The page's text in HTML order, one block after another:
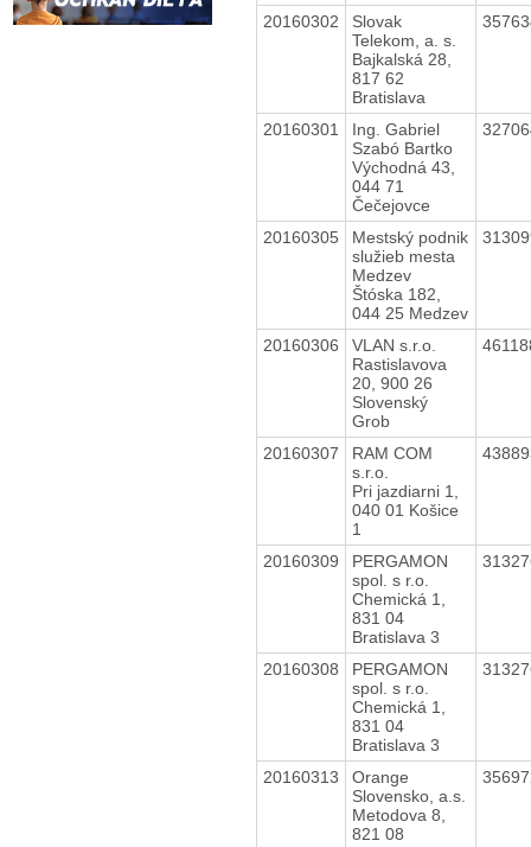
20160302
Slovak
Telekom, a. s.
Bajkalská 28,
817 62
Bratislava
20160301
Ing. Gabriel
Szabó Bartko
Východná 43,
044 71
Čečejovce
20160305
Mestský podnik
služieb mesta
Medzev
Štóska 182,
044 25 Medzev
20160306
VLAN s.r.o.
Rastislavova
20, 900 26
Slovenský
Grob
20160307
RAM COM
s.r.o.
Pri jazdiarni 1,
040 01 Košice
1
20160309
PERGAMON
spol. s r.o.
Chemická 1,
831 04
Bratislava 3
20160308
PERGAMON
spol. s r.o.
Chemická 1,
831 04
Bratislava 3
20160313
Orange
Slovensko, a.s.
Metodova 8,
821 08